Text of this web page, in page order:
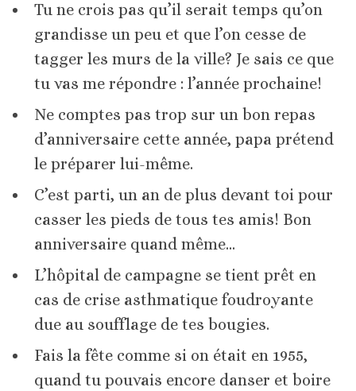
Tu ne crois pas qu’il serait temps qu’on
grandisse un peu et que l’on cesse de
tagger les murs de la ville? Je sais ce que
tu vas me répondre : l’année prochaine!
Ne comptes pas trop sur un bon repas
d’anniversaire cette année, papa prétend
le préparer lui-même.
C’est parti, un an de plus devant toi pour
casser les pieds de tous tes amis! Bon
anniversaire quand même…
L’hôpital de campagne se tient prêt en
cas de crise asthmatique foudroyante
due au soufflage de tes bougies.
Fais la fête comme si on était en 1955,
quand tu pouvais encore danser et boire